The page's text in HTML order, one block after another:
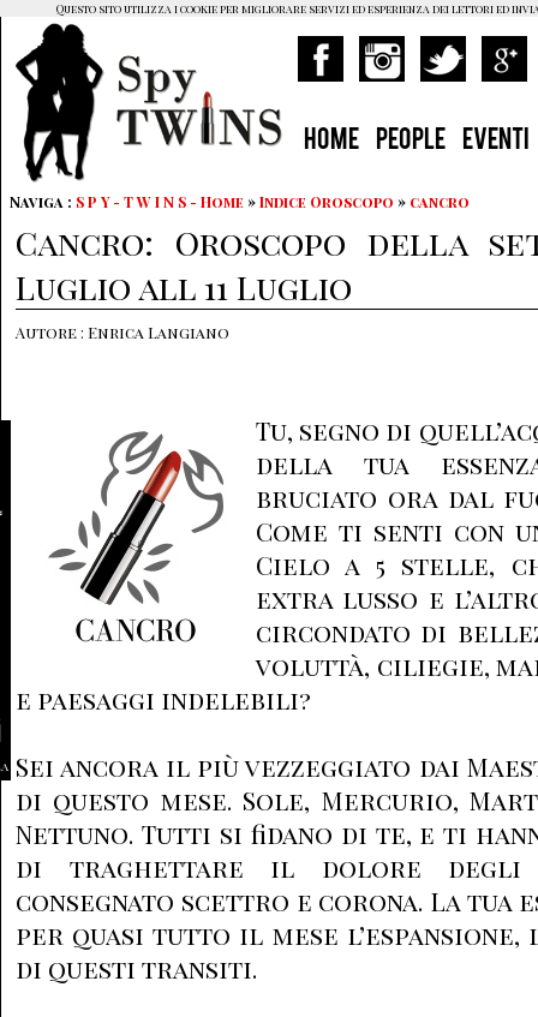
HOME PEOPLE EVENTI
Naviga : S P Y - T W I N S - Home »Indice Oroscopo » cancro
Cancro: Oroscopo della
Luglio all 11 Luglio
Autore : Enrica Langiano
Tu, segno di
della tua
bruciato ora dal
Come ti senti con
Cielo a 5 stelle,
extra lusso e
circondato di
voluttà, ciliegie,
e paesaggi indelebili?
Sei ancora il più vezzeggiato dai
di questo mese. Sole, Mercurio,
Nettuno. Tutti si fidano di te, e ti
di traghettare il dolore
consegnato scettro e corona. La tua
per quasi tutto il mese
di questi transiti.
Questo sito utilizza i cookie per migliorare servizi ed esperienza dei lettori ed